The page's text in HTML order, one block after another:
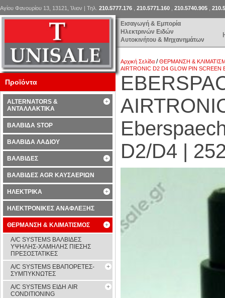
Εισαγωγή & Εμπορία
Ηλεκτρινών Ειδών
Αυτοκινήτου & Μηχανημάτων
Αγίου Φανουρίου 13, 13121, Ίλιον | Τηλ. 210.5777.176 210.5771.160 210.5740.905
Αρχική Σελίδα /ΘΕΡΜΑΝΣΗ &
AIRTRONIC D2 D4 GLOW PIN SCREEN
D2/D4 |
Προϊόντα
ALTERNATORS &
ΑΝΤΑΛΛΑΚΤΙΚΑ
ΒΑΛΒΙΔΑ STOP
ΒΑΛΒΙΔΑ ΛΑΔΙΟΥ
ΒΑΛΒΙΔΕΣ
ΒΑΛΒΙΔΕΣ AGR ΚΑΥΣΑΕΡΙΩΝ
ΗΛΕΚΤΡΙΚΑ
ΗΛΕΚΤΡΟΝΙΚΕΣ ΑΝΑΦΛΕΞΗΣ
ΘΕΡΜΑΝΣΗ & ΚΛΙΜΑΤΙΣΜΟΣ
A/C SYSTEMS ΒΑΛΒΙΔΕΣ
ΥΨΗΛΗΣ-ΧΑΜΗΛΗΣ ΠΙΕΣΗΣ
ΠΡΕΣΟΣΤΑΤΙΚΕΣ
A/C SYSTEMS ΕΒΑΠΟΡΕΤΕΣ-
ΣΥΜΠYΚΝΩΤΕΣ
A/C SYSTEMS ΕΙΔΗ AIR
CONDITIONING